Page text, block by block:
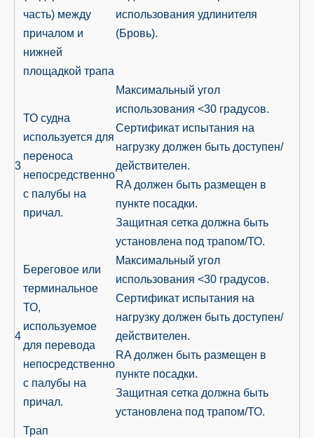
часть) между
причалом и
нижней
площадкой трапа
использования удлинителя
(Бровь).
3
ТО судна
используется для
переноса
непосредственно
с палубы на
причал.
Максимальный угол
использования <30 градусов.
Сертификат испытания на
нагрузку должен быть доступен/
действителен.
RA должен быть размещен в
пункте посадки.
Защитная сетка должна быть
установлена ​​под трапом/ТО.
4
Береговое или
терминальное
ТО,
используемое
для перевода
непосредственно
с палубы на
причал.
Максимальный угол
использования <30 градусов.
Сертификат испытания на
нагрузку должен быть доступен/
действителен.
RA должен быть размещен в
пункте посадки.
Защитная сетка должна быть
установлена ​​под трапом/ТО.
Трап